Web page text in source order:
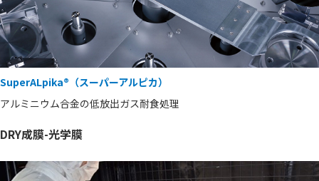
SuperALpika®（スーパーアルピカ）
アルミニウム合金の低放出ガス耐食処理
DRY成膜-光学膜